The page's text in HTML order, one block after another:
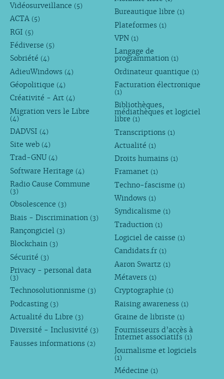
Vidéosurveillance (5)
ACTA (5)
RGI (5)
Fédiverse (5)
Sobriété (4)
AdieuWindows (4)
Géopolitique (4)
Créativité - Art (4)
Migration vers le Libre
(4)
DADVSI (4)
Site web (4)
Trad-GNU (4)
Software Heritage (4)
Radio Cause Commune
(3)
Obsolescence (3)
Biais - Discrimination (3)
Rançongiciel (3)
Blockchain (3)
Sécurité (3)
Privacy - personal data
(3)
Technosolutionnisme (3)
Podcasting (3)
Actualité du Libre (3)
Diversité - Inclusivité (3)
Fausses informations (2)
Bureautique libre (1)
Plateformes (1)
VPN (1)
Langage de
programmation (1)
Ordinateur quantique (1)
Facturation électronique
(1)
Bibliothèques,
médiathèques et logiciel
libre (1)
Transcriptions (1)
Actualité (1)
Droits humains (1)
Framanet (1)
Techno-fascisme (1)
Windows (1)
Syndicalisme (1)
Traduction (1)
Logiciel de caisse (1)
Candidats.fr (1)
Aaron Swartz (1)
Métavers (1)
Cryptographie (1)
Raising awareness (1)
Graine de libriste (1)
Fournisseurs d’accès à
Internet associatifs (1)
Journalisme et logiciels
(1)
Médecine (1)